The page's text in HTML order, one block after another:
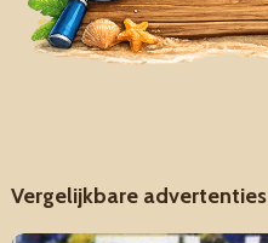
Vergelijkbare advertenties